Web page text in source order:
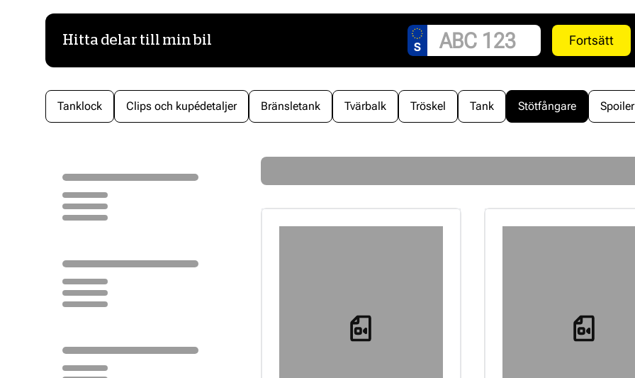
Hitta delar till min bil Fortsätt
Tanklock Clips och kupédetaljer Bränsletank Tvärbalk Tröskel Tank Stötfångare Spoiler
Loading... Loading...